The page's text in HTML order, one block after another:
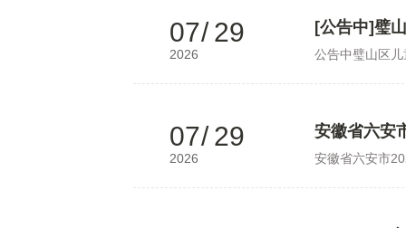
07/ 29
2026
[公告中]璧
公告中璧山区
07/ 29
2026
安徽省六安
安徽省六安市